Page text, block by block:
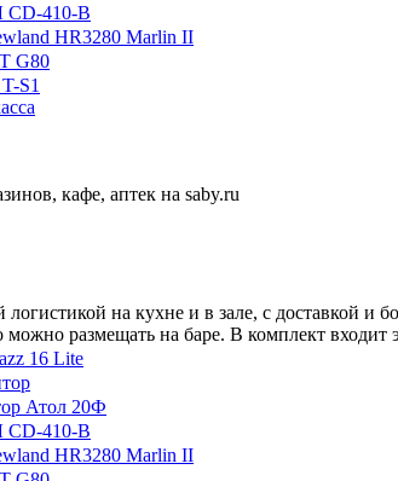
410-В
HR3280 Marlin II
G80
S1
логистикой на кухне и в зале, с доставкой
размещать на баре. В комплект входит
16 Lite
Атол 20Ф
410-В
HR3280 Marlin II